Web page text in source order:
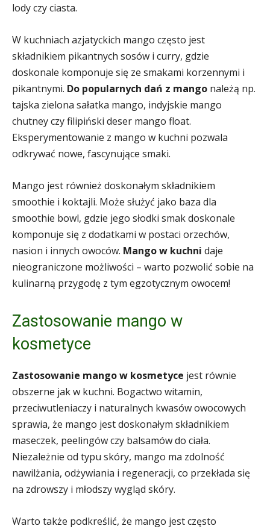
lody czy ciasta.
W kuchniach azjatyckich mango często jest
składnikiem pikantnych sosów i curry, gdzie
doskonale komponuje się ze smakami korzennymi i
pikantnymi. Do popularnych dań z mango należą np.
tajska zielona sałatka mango, indyjskie mango
chutney czy filipiński deser mango float.
Eksperymentowanie z mango w kuchni pozwala
odkrywać nowe, fascynujące smaki.
Mango jest również doskonałym składnikiem
smoothie i koktajli. Może służyć jako baza dla
smoothie bowl, gdzie jego słodki smak doskonale
komponuje się z dodatkami w postaci orzechów,
nasion i innych owoców. Mango w kuchni daje
nieograniczone możliwości – warto pozwolić sobie na
kulinarną przygodę z tym egzotycznym owocem!
Zastosowanie mango w
kosmetyce
Zastosowanie mango w kosmetyce jest równie
obszerne jak w kuchni. Bogactwo witamin,
przeciwutleniaczy i naturalnych kwasów owocowych
sprawia, że mango jest doskonałym składnikiem
maseczek, peelingów czy balsamów do ciała.
Niezależnie od typu skóry, mango ma zdolność
nawilżania, odżywiania i regeneracji, co przekłada się
na zdrowszy i młodszy wygląd skóry.
Warto także podkreślić, że mango jest często